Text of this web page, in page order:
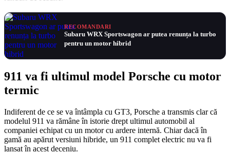
RECOMANDARI
Subaru WRX Sportswagon ar putea renunța la turbo
pentru un motor hibrid
911 va fi ultimul model Porsche cu motor
termic
Indiferent de ce se va întâmpla cu GT3, Porsche a transmis clar că
modelul 911 va rămâne în istorie drept ultimul automobil al
companiei echipat cu un motor cu ardere internă. Chiar dacă în
gamă au apărut versiuni hibride, un 911 complet electric nu va fi
lansat în acest deceniu.